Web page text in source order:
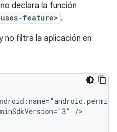
declara la función
feature> .
no filtra la aplicación en